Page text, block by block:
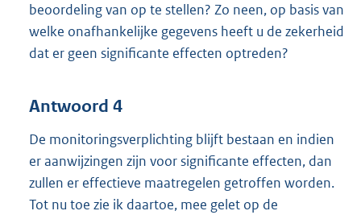
beoordeling van op te stellen? Zo neen, op basis van
welke onafhankelijke gegevens heeft u de zekerheid
dat er geen significante effecten optreden?
Antwoord 4
De monitoringsverplichting blijft bestaan en indien
er aanwijzingen zijn voor significante effecten, dan
zullen er effectieve maatregelen getroffen worden.
Tot nu toe zie ik daartoe, mee gelet op de